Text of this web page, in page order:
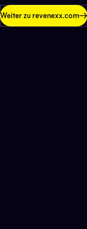
Weiter zu revenexx.com